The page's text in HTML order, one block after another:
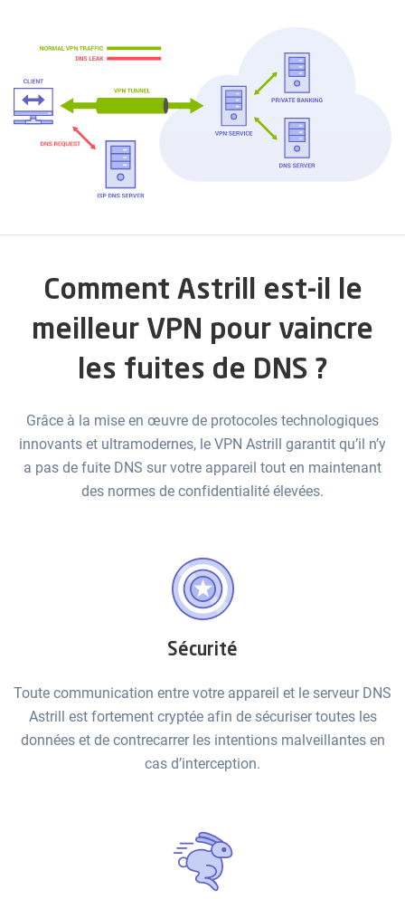
Comment Astrill est-il le
meilleur VPN pour vaincre
les fuites de DNS ?
Grâce à la mise en œuvre de protocoles technologiques
innovants et ultramodernes, le VPN Astrill garantit qu’il n’y
a pas de fuite DNS sur votre appareil tout en maintenant
des normes de confidentialité élevées.
Sécurité
Toute communication entre votre appareil et le serveur DNS
Astrill est fortement cryptée afin de sécuriser toutes les
données et de contrecarrer les intentions malveillantes en
cas d’interception.